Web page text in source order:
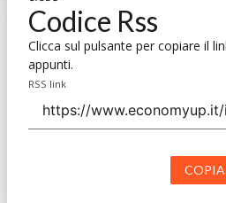
Codice Rss
Clicca sul pulsante per copiare il
appunti.
RSS link